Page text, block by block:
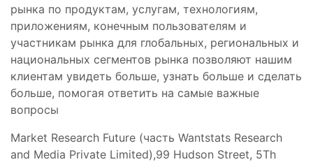
рынка по продуктам, услугам, технологиям,
приложениям, конечным пользователям и
участникам рынка для глобальных, региональных и
национальных сегментов рынка позволяют нашим
клиентам увидеть больше, узнать больше и сделать
больше, помогая ответить на самые важные
вопросы
Market Research Future (часть Wantstats Research
and Media Private Limited),99 Hudson Street, 5Th